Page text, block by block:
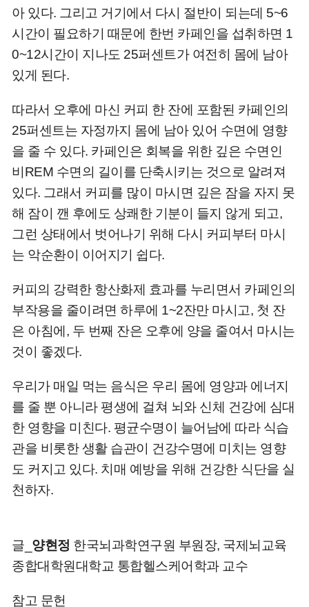
아 있다. 그리고 거기에서 다시 절반이 되는데 5~6
시간이 필요하기 때문에 한번 카페인을 섭취하면 1
0~12시간이 지나도 25퍼센트가 여전히 몸에 남아
있게 된다.
따라서 오후에 마신 커피 한 잔에 포함된 카페인의
25퍼센트는 자정까지 몸에 남아 있어 수면에 영향
을 줄 수 있다. 카페인은 회복을 위한 깊은 수면인
비REM 수면의 길이를 단축시키는 것으로 알려져
있다. 그래서 커피를 많이 마시면 깊은 잠을 자지 못
해 잠이 깬 후에도 상쾌한 기분이 들지 않게 되고,
그런 상태에서 벗어나기 위해 다시 커피부터 마시
는 악순환이 이어지기 쉽다.
커피의 강력한 항산화제 효과를 누리면서 카페인의
부작용을 줄이려면 하루에 1~2잔만 마시고, 첫 잔
은 아침에, 두 번째 잔은 오후에 양을 줄여서 마시는
것이 좋겠다.
우리가 매일 먹는 음식은 우리 몸에 영양과 에너지
를 줄 뿐 아니라 평생에 걸쳐 뇌와 신체 건강에 심대
한 영향을 미친다. 평균수명이 늘어남에 따라 식습
관을 비롯한 생활 습관이 건강수명에 미치는 영향
도 커지고 있다. 치매 예방을 위해 건강한 식단을 실
천하자.
글_ 양현정 한국뇌과학연구원 부원장, 국제뇌교육
종합대학원대학교 통합헬스케어학과 교수
참고 문헌